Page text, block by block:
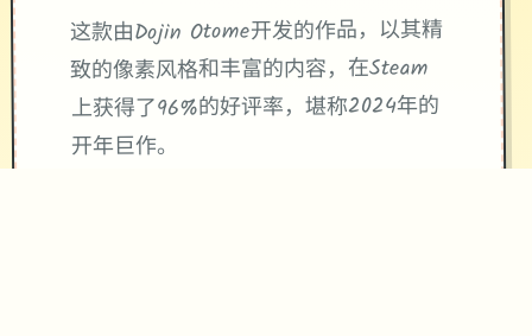
这款由Dojin Otome开发的作品，以其精
致的像素风格和丰富的内容，在Steam
上获得了​​96%的好评率​​，堪称2024年的
开年巨作。